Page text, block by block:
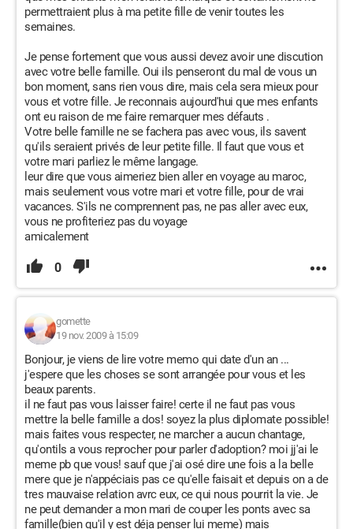
permettraient plus à ma petite fille de venir toutes les
semaines.
Je pense fortement que vous aussi devez avoir une discution
avec votre belle famille. Oui ils penseront du mal de vous un
bon moment, sans rien vous dire, mais cela sera mieux pour
vous et votre fille. Je reconnais aujourd'hui que mes enfants
ont eu raison de me faire remarquer mes défauts .
Votre belle famille ne se fachera pas avec vous, ils savent
qu'ils seraient privés de leur petite fille. Il faut que vous et
votre mari parliez le même langage.
leur dire que vous aimeriez bien aller en voyage au maroc,
mais seulement vous votre mari et votre fille, pour de vrai
vacances. S'ils ne comprennent pas, ne pas aller avec eux,
vous ne profiteriez pas du voyage
amicalement
0
gomette
19 nov. 2009 à 15:09
Bonjour, je viens de lire votre memo qui date d'un an ...
j'espere que les choses se sont arrangée pour vous et les
beaux parents.
il ne faut pas vous laisser faire! certe il ne faut pas vous
mettre la belle famille a dos! soyez la plus diplomate possible!
mais faites vous respecter, ne marcher a aucun chantage,
qu'ontils a vous reprocher pour parler d'adoption? moi jj'ai le
meme pb que vous! sauf que j'ai osé dire une fois a la belle
mere que je n'appéciais pas ce qu'elle faisait et depuis on a de
tres mauvaise relation avrc eux, ce qui nous pourrit la vie. Je
ne peut demander a mon mari de couper les ponts avec sa
famille(bien qu'il y est déja penser lui meme) mais